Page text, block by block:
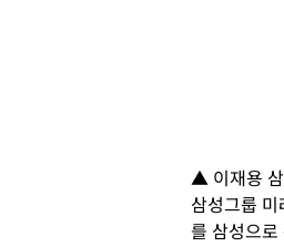
▲ 이재용
삼성그룹
를 삼성으